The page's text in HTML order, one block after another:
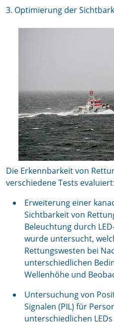
3. Optimierung der
Die Erkennbarkeit von
verschiedene Tests evaluiert:
Erweiterung einer
Sichtbarkeit von
Beleuchtung durch
wurde untersucht,
Rettungswesten bei
unterschiedlichen
Wellenhöhe und
Untersuchung von
Signalen (PIL) für
unterschiedlichen LEDs